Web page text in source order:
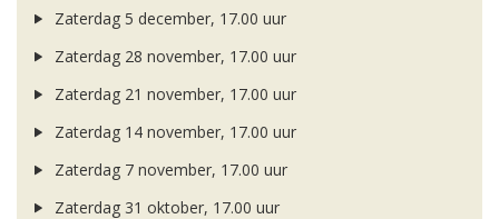
Zaterdag 5 december, 17.00 uur
Zaterdag 28 november, 17.00 uur
Zaterdag 21 november, 17.00 uur
Zaterdag 14 november, 17.00 uur
Zaterdag 7 november, 17.00 uur
Zaterdag 31 oktober, 17.00 uur